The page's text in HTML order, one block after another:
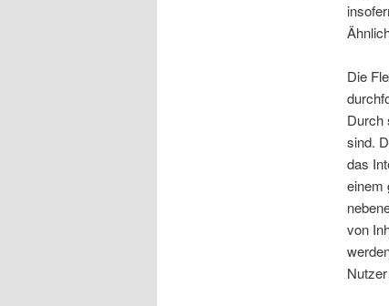
Die
Durch
sind.
das
einem
von